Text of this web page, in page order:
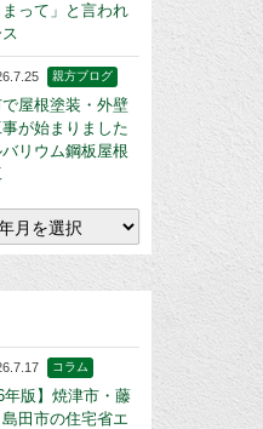
って」と言われ
親方ブログ
屋根塗装・外壁
が始まりました
バリウム鋼板屋根
コラム
年版】焼津市・藤
田市の住宅省エ